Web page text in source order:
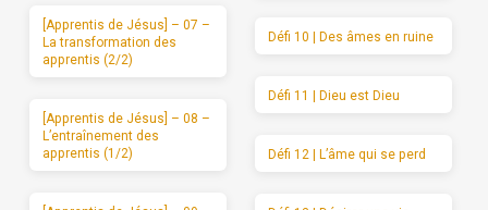
[Apprentis de Jésus] – 07 –
La transformation des
apprentis (2/2)
[Apprentis de Jésus] – 08 –
L’entraînement des
apprentis (1/2)
Défi 10 | Des âmes en ruine
Défi 11 | Dieu est Dieu
Défi 12 | L’âme qui se perd